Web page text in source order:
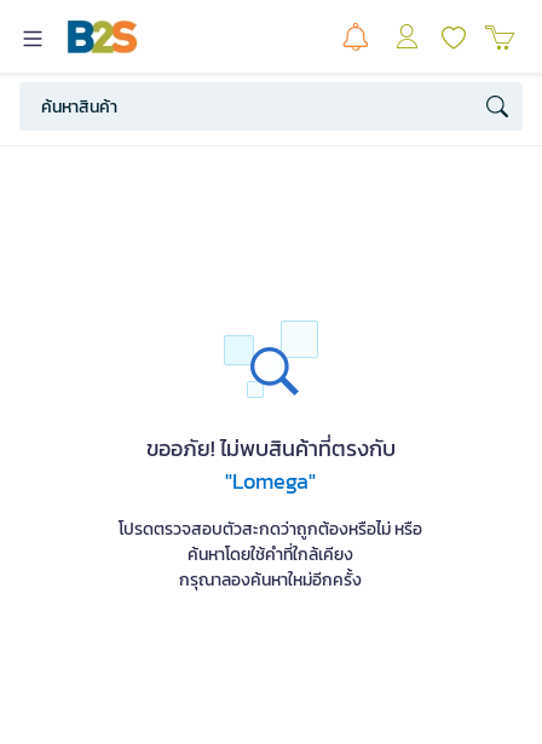
ขออภัย! ไม่พบสินค้าที่ตรงกับ
"Lomega"
โปรดตรวจสอบตัวสะกดว่าถูกต้องหรือไม่ หรือ
ค้นหาโดยใช้คำที่ใกล้เคียง
กรุณาลองค้นหาใหม่อีกครั้ง